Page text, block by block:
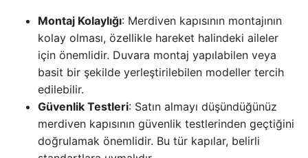
Montaj Kolaylığı: Merdiven kapısının montajının
kolay olması, özellikle hareket halindeki aileler
için önemlidir. Duvara montaj yapılabilen veya
basit bir şekilde yerleştirilebilen modeller tercih
edilebilir.
Güvenlik Testleri: Satın almayı düşündüğünüz
merdiven kapısının güvenlik testlerinden geçtiğini
doğrulamak önemlidir. Bu tür kapılar, belirli